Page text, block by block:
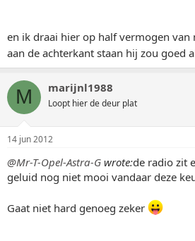
en ik draai hier op half vermogen van
aan de achterkant staan hij zou goed
M marijnl1988
Loopt hier de deur plat
14 jun 2012
@Mr-T-Opel-Astra-G wrote:de radio zit
geluid nog niet mooi vandaar deze
Gaat niet hard genoeg zeker